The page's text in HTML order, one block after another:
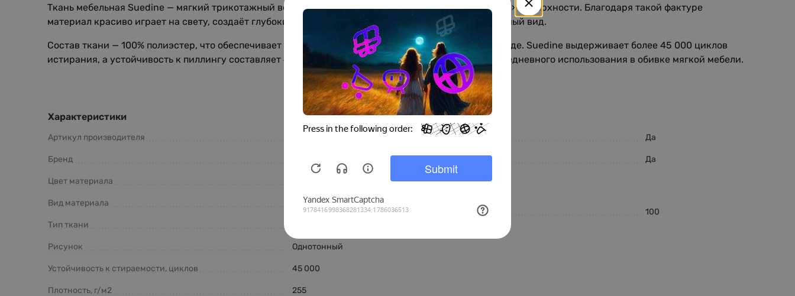
Ткань мебельная Suedine — мягкий трикотажный велюр с выразительным эффектом «притоптанной» поверхности. Благодаря такой фактуре
материал красиво играет на свету, создаёт глубокий оттенок и придаёт мебели уютный, современный вид.
Состав ткани — 100% полиэстер, что обеспечивает практичность, износостойкость и простоту в уходе. Suedine выдерживает более 45 000 циклов
истирания, а устойчивость к пиллингу составляет 4 балла, поэтому ткань хорошо подходит для ежедневного использования в обивке мягкой мебели.
Характеристики
Артикул производителя
Бренд
Цвет материала
Вид материала Ткань
Тип ткани
Рисунок Однотонный
Устойчивость к стираемости, циклов 45 000
Плотность, г/м2 255
Особенности
Легкая чистка Да
Да
Полиестер (PL), % 100